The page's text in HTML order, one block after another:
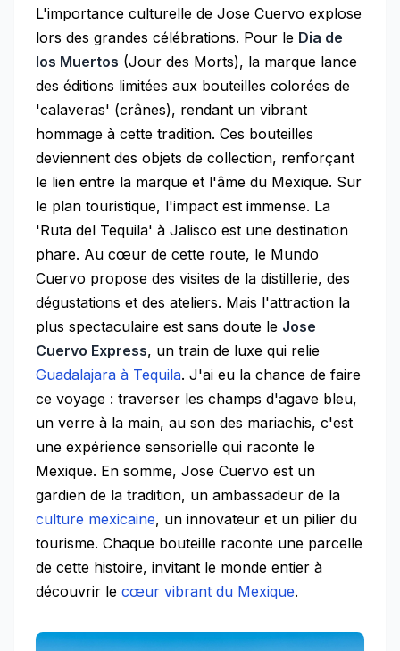
L'importance culturelle de Jose Cuervo explose
lors des grandes célébrations. Pour le Dia de
los Muertos (Jour des Morts), la marque lance
des éditions limitées aux bouteilles colorées de
'calaveras' (crânes), rendant un vibrant
hommage à cette tradition. Ces bouteilles
deviennent des objets de collection, renforçant
le lien entre la marque et l'âme du Mexique. Sur
le plan touristique, l'impact est immense. La
'Ruta del Tequila' à Jalisco est une destination
phare. Au cœur de cette route, le Mundo
Cuervo propose des visites de la distillerie, des
dégustations et des ateliers. Mais l'attraction la
plus spectaculaire est sans doute le Jose
Cuervo Express, un train de luxe qui relie
Guadalajara à Tequila. J'ai eu la chance de faire
ce voyage : traverser les champs d'agave bleu,
un verre à la main, au son des mariachis, c'est
une expérience sensorielle qui raconte le
Mexique. En somme, Jose Cuervo est un
gardien de la tradition, un ambassadeur de la
culture mexicaine, un innovateur et un pilier du
tourisme. Chaque bouteille raconte une parcelle
de cette histoire, invitant le monde entier à
découvrir le cœur vibrant du Mexique.